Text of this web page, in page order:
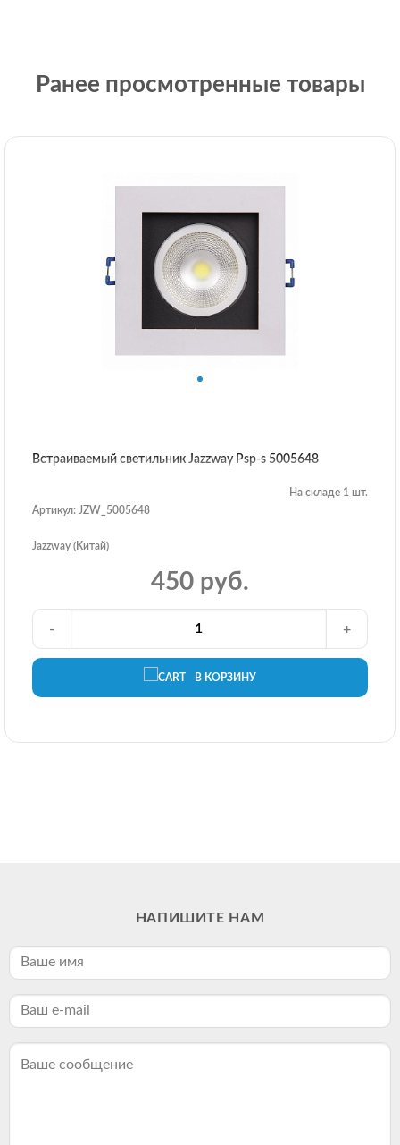
Ранее просмотренные товары
Встраиваемый светильник Jazzway Psp-s 5005648
На складе 1 шт.
Артикул: JZW_5005648
Jazzway (Китай)
450 руб.
В КОРЗИНУ
- +
НАПИШИТЕ НАМ